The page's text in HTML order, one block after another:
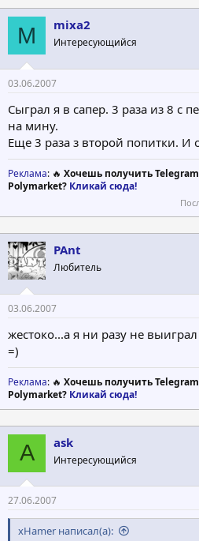
M mixa2
Интересующийся
03.06.2007
Сыграл я в сапер. 3 раза из 8 с
на мину.
Еще 3 раза з второй попитки. И
Реклама: 🔥 Хочешь получить
Polymarket? Кликай сюда!
PAnt
Любитель
03.06.2007
жестоко...а я ни разу не
=)
Реклама: 🔥 Хочешь получить
Polymarket? Кликай сюда!
A ask
Интересующийся
27.06.2007
xHamer написал(а):